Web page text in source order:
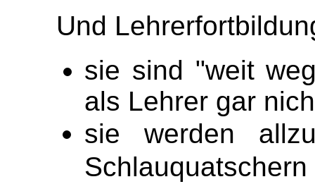
Und
sie sind "weit
als Lehrer gar
sie werden